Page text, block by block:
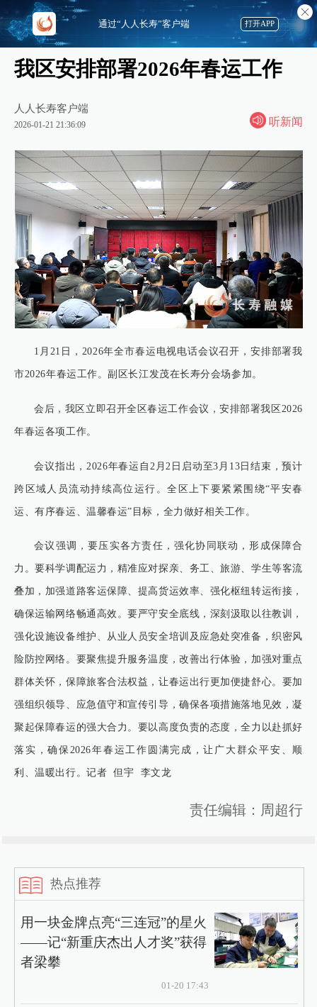
我区安排部署2026年春运工作
人人长寿客户端
2026-01-21 21:36:09 听新闻
1月21日，2026年全市春运电视电话会议召开，安排部署我
市2026年春运工作。副区长江发茂在长寿分会场参加。
会后，我区立即召开全区春运工作会议，安排部署我区2026
年春运各项工作。
会议指出，2026年春运自2月2日启动至3月13日结束，预计
跨区域人员流动持续高位运行。全区上下要紧紧围绕“平安春
运、有序春运、温馨春运”目标，全力做好相关工作。
会议强调，要压实各方责任，强化协同联动，形成保障合
力。要科学调配运力，精准应对探亲、务工、旅游、学生等客流
叠加，加强道路客运保障、提高货运效率、强化枢纽转运衔接，
确保运输网络畅通高效。要严守安全底线，深刻汲取以往教训，
强化设施设备维护、从业人员安全培训及应急处突准备，织密风
险防控网络。要聚焦提升服务温度，改善出行体验，加强对重点
群体关怀，保障旅客合法权益，让春运出行更加便捷舒心。要加
强组织领导、应急值守和宣传引导，确保各项措施落地见效，凝
聚起保障春运的强大合力。要以高度负责的态度，全力以赴抓好
落实，确保2026年春运工作圆满完成，让广大群众平安、顺
利、温暖出行。记者 但宇 李文龙
责任编辑：周超行
热点推荐
用一块金牌点亮“三连冠”的星火
——记“新重庆杰出人才奖”获得
者梁攀
01-20 17:43
通过“人人长寿”客户端 打开APP